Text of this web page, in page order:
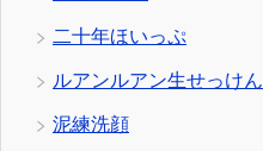
二十年ほいっぷ
ルアンルアン生せっけん
泥練洗顔